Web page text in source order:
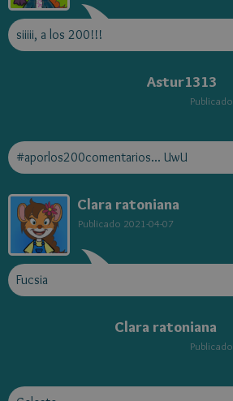
siiiii, a los 200!!!
Astur1313
Publicado
#aporlos200comentarios... UwU
Clara ratoniana
Publicado 2021-04-07
Fucsia
Clara ratoniana
Publicado